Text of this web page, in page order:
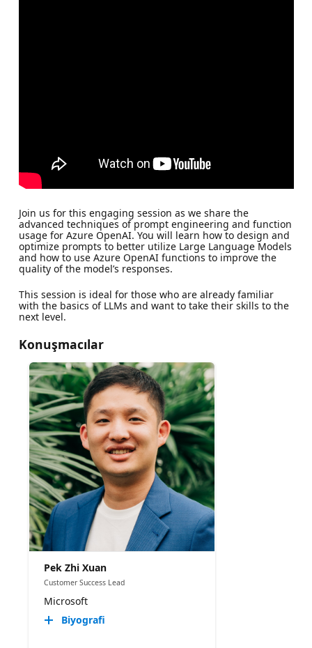
Join us for this engaging session as we share the
advanced techniques of prompt engineering and function
usage for Azure OpenAI. You will learn how to design and
optimize prompts to better utilize Large Language Models
and how to use Azure OpenAI functions to improve the
quality of the model’s responses.
This session is ideal for those who are already familiar
with the basics of LLMs and want to take their skills to the
next level.
Konuşmacılar
Pek Zhi Xuan
Customer Success Lead
Microsoft
Biyografi